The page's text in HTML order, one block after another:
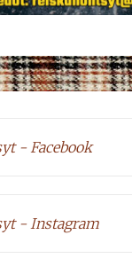
- Facebook
- Instagram